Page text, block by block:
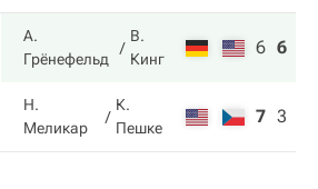
А.
Грёнефельд
В.
Кинг
6 6
Н.
Меликар
К.
Пешке
7 3